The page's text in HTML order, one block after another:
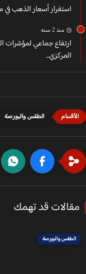
استقرار أسعار الذهب في مصر اليوم 24 يونيو
منذ 2 سنة
ارتفاع جماعي لمؤشرات
المركزي...
الطقس والبورصة
قد تهمك
الطقس والبورصة